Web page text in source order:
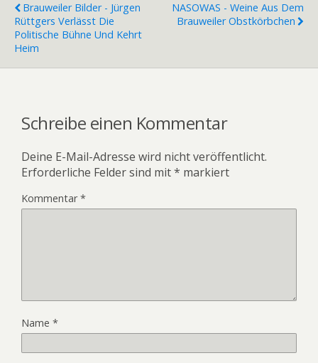
Brauweiler Bilder - Jürgen
Rüttgers Verlässt Die
Politische Bühne Und Kehrt
Heim
NASOWAS - Weine Aus Dem
Brauweiler Obstkörbchen
Schreibe einen Kommentar
Deine E-Mail-Adresse wird nicht veröffentlicht.
Erforderliche Felder sind mit* markiert
Kommentar*
Name *